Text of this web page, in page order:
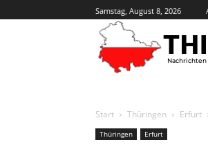
Samstag, August 8, 2026
Nachrichten
Start Thüringen Erfurt
Thüringen Erfurt